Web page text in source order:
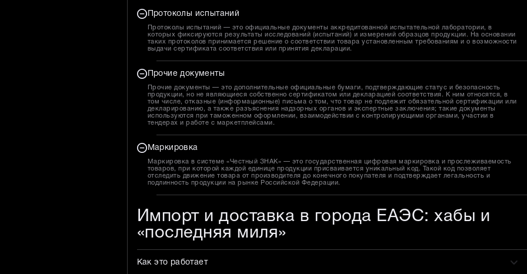
Протоколы испытаний
Протоколы испытаний — это официальные документы аккредитованной испытательной лаборатории, в
которых фиксируются результаты исследований (испытаний) и измерений образцов продукции. На основании
таких протоколов принимается решение о соответствии товара установленным требованиям и о возможности
выдачи сертификата соответствия или принятия декларации.
Прочие документы
Прочие документы — это дополнительные официальные бумаги, подтверждающие статус и безопасность
продукции, но не являющиеся собственно сертификатом или декларацией соответствия. К ним относятся, в
том числе, отказные (информационные) письма о том, что товар не подлежит обязательной сертификации или
декларированию, а также разъяснения надзорных органов и экспертные заключения; такие документы
используются при таможенном оформлении, взаимодействии с контролирующими органами, участии в
тендерах и работе с маркетплейсами.
Маркировка
Маркировка в системе «Честный ЗНАК» — это государственная цифровая маркировка и прослеживаемость
товаров, при которой каждой единице продукции присваивается уникальный код. Такой код позволяет
отследить движение товара от производителя до конечного покупателя и подтверждает легальность и
подлинность продукции на рынке Российской Федерации.
Импорт и доставка в города ЕАЭС: хабы и
«последняя миля»
Как это работает